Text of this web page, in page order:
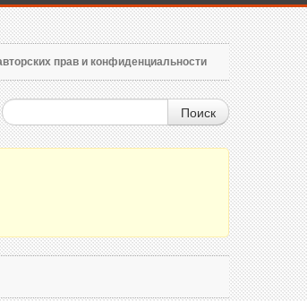
прав и конфиденциальности
Поиск